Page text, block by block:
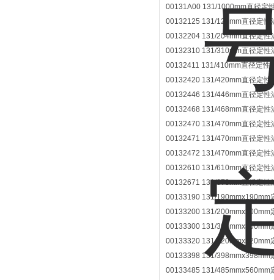
00131A00 131/1000mm直径定
00132125 131/125mm直径定性
00132204 131/204mm直径定性
00132310 131/310mm直径定性
00132411 131/410mm直径定性
00132420 131/420mm直径定性
00132446 131/446mm直径定性
00132468 131/468mm直径定性
00132470 131/470mm直径定性
00132471 131/470mm直径定性
00132472 131/470mm直径定性
00132610 131/610mm直径定性
00132671 131/670mm直径定性
00133190 131/190mmx190mm
00133200 131/200mmx200mm
00133300 131/300mmx300mm
00133320 131/320mmx320mm
00133398 131/398mmx398mm
00133485 131/485mmx560mm